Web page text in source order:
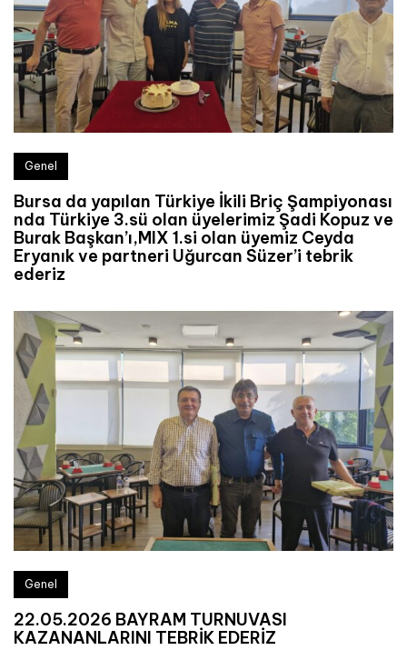
Genel
Bursa da yapılan Türkiye İkili Briç Şampiyonası
nda Türkiye 3.sü olan üyelerimiz Şadi Kopuz ve
Burak Başkan’ı,MIX 1.si olan üyemiz Ceyda
Eryanık ve partneri Uğurcan Süzer’i tebrik
ederiz
Genel
22.05.2026 BAYRAM TURNUVASI
KAZANANLARINI TEBRİK EDERİZ